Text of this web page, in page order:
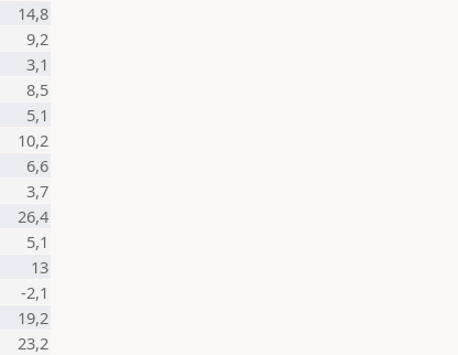
14,8
9,2
3,1
8,5
5,1
10,2
6,6
3,7
26,4
5,1
13
-2,1
19,2
23,2